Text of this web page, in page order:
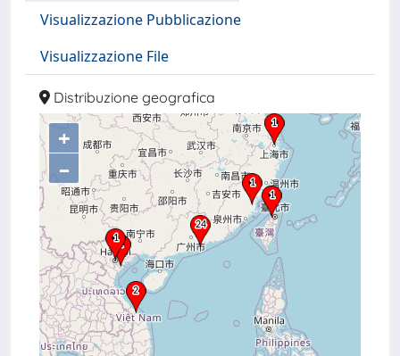
Visualizzazione Pubblicazione
Visualizzazione File
Distribuzione geografica
+
–